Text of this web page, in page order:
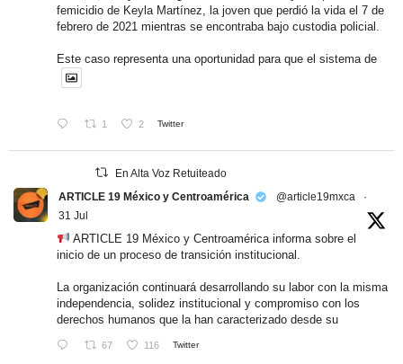
femicidio de Keyla Martínez, la joven que perdió la vida el 7 de
febrero de 2021 mientras se encontraba bajo custodia policial.
Este caso representa una oportunidad para que el sistema de
1 2 Twitter
En Alta Voz Retuiteado
ARTICLE 19 México y Centroamérica
@article19mxca
·
31 Jul
ARTICLE 19 México y Centroamérica informa sobre el
inicio de un proceso de transición institucional.
La organización continuará desarrollando su labor con la misma
independencia, solidez institucional y compromiso con los
derechos humanos que la han caracterizado desde su
67 116 Twitter